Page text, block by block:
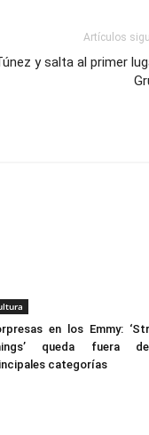
Artículos
y salta al primer
en los Emmy:
queda fuera
categorías